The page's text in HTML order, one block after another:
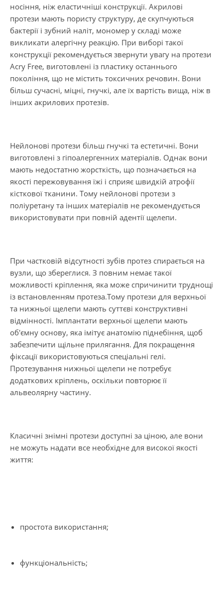
носіння, ніж еластичніші конструкції. Акрилові
протези мають пористу структуру, де скупчуються
бактерії і зубний наліт, мономер у складі може
викликати алергічну реакцію. При виборі такої
конструкції рекомендується звернути увагу на протези
Acry Free, виготовлені із пластику останнього
покоління, що не містить токсичних речовин. Вони
більш сучасні, міцні, гнучкі, але їх вартість вища, ніж в
інших акрилових протезів.
Нейлонові протези більш гнучкі та естетичні. Вони
виготовлені з гіпоалергенних матеріалів. Однак вони
мають недостатню жорсткість, що позначається на
якості пережовування їжі і сприяє швидкій атрофії
кісткової тканини. Тому нейлонові протези з
поліуретану та інших матеріалів не рекомендується
використовувати при повній адентії щелепи.
При частковій відсутності зубів протез спирається на
вузли, що збереглися. З повним немає такої
можливості кріплення, яка може спричинити труднощі
із встановленням протеза.Тому протези для верхньої
та нижньої щелепи мають суттєві конструктивні
відмінності. Імплантати верхньої щелепи мають
об'ємну основу, яка імітує анатомію піднебіння, щоб
забезпечити щільне прилягання. Для покращення
фіксації використовуються спеціальні гелі.
Протезування нижньої щелепи не потребує
додаткових кріплень, оскільки повторює її
альвеолярну частину.
Класичні знімні протези доступні за ціною, але вони
не можуть надати все необхідне для високої якості
життя:
простота використання;
функціональність;